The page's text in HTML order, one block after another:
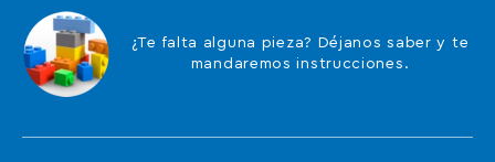
¿Te falta alguna pieza? Déjanos saber y te
mandaremos instrucciones.